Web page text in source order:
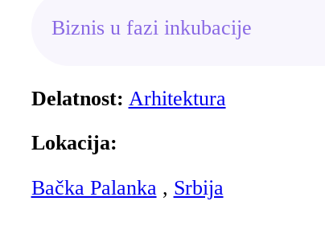
Biznis u fazi inkubacije
Delatnost: Arhitektura
Lokacija:
Bačka Palanka , Srbija